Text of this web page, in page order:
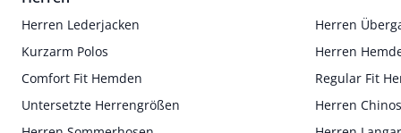
Herren Lederjacken
Herren
Kurzarm Polos
Herren
Comfort Fit Hemden
Regular Fit
Untersetzte Herrengrößen
Herren Chinos